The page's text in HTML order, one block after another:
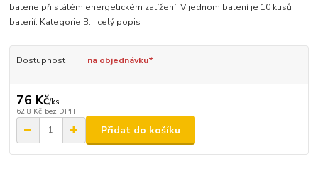
baterie při stálém energetickém zatížení. V jednom balení je 10 kusů
baterií. Kategorie B... celý popis
Dostupnost na objednávku*
76 Kč/ks
62,8 Kč bez DPH
Přidat do košíku